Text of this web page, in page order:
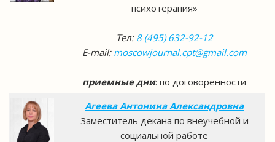
психотерапия»
Тел: 8 (495) 632-92-12
E-mail: moscowjournal.cpt@gmail.com
приемные дни: по договоренности
Агеева Антонина Александровна
Заместитель декана по внеучебной и
социальной работе